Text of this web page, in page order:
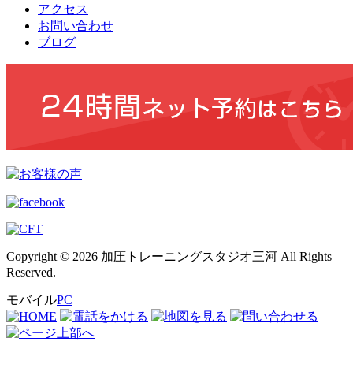
アクセス
お問い合わせ
ブログ
Copyright © 2026 加圧トレーニングスタジオ三河 All Rights
Reserved.
モバイルPC